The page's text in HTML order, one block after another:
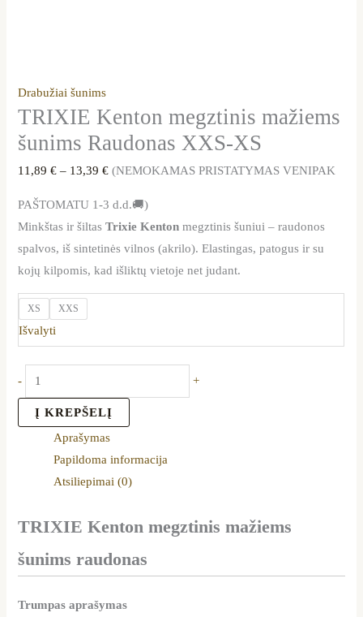
Drabužiai šunims
TRIXIE Kenton megztinis mažiems
šunims Raudonas XXS-XS
11,89€ – 13,39€ (NEMOKAMAS PRISTATYMAS VENIPAK
PAŠTOMATU 1-3 d.d.🚚)
Minkštas ir šiltasTrixie Kenton megztinis šuniui – raudonos
spalvos, iš sintetinės vilnos (akrilo). Elastingas, patogus ir su
kojų kilpomis, kad išliktų vietoje net judant.
XS XXS
Išvalyti
- +
Į KREPŠELĮ
Aprašymas
Papildoma informacija
Atsiliepimai (0)
TRIXIE Kenton megztinis mažiems
šunims raudonas
Trumpas aprašymas